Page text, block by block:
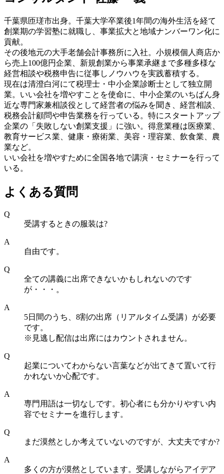
千葉県匝瑳市出身。千葉大学卒業後1年間の海外生活を経て
創業期の学習塾に就職し、事業拡大と地域ナンバーワン化に
貢献。
その後地元の大手老舗会計事務所に入社。小規模個人商店か
ら売上100億円企業、新規創業から事業承継まで多種多様な
経営相談や税務申告に従事しノウハウを実践蓄積する。
現在は清澄白河にて税理士・中小企業診断士として独立開
業。いい会社を増やすことを使命に、中小企業のいちばん身
近な専門家兼相談役として経営者の悩みを聞き、経営相談、
税務会計顧問や申告業務を行っている。特にスタートアップ
企業の「失敗しない創業支援」に強い。得意業種は医療業、
教育サービス業、健康・療術業、美容・理容業、飲食業、農
業など。
いい会社を増やすために全国各地で講演・セミナーを行って
いる。
よくある質問
Q
受講するときの服装は?
A
自由です。
Q
全ての講義に出席できないかもしれないのです
が・・・。
A
5日間のうち、8割の出席（リアルタイム受講）が必要
です。
※見逃し配信は出席にはカウントされません。
Q
起業についてわからない言葉などが出てきて置いて行
かれないか心配です。
A
専門用語は一切なしです。初心者にも分かりやすい内
容でセミナーを進行します。
Q
まだ漠然としか考えていないのですが、大丈夫ですか?
A
多くの方が漠然としています。受講しながらアイデア